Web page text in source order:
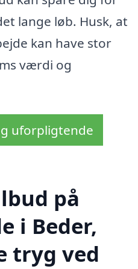
lange løb. Husk, at
kan have stor
værdi og
uforpligtende
på
i Beder,
tryg ved